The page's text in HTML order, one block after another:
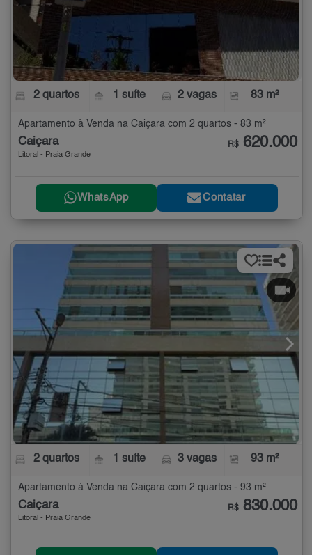
2 quartos 1 suíte 2 vagas 83 m²
Apartamento à Venda na Caiçara com 2 quartos - 83 m²
Caiçara
Litoral - Praia Grande
R$ 620.000
WhatsApp Contatar
2 quartos 1 suíte 3 vagas 93 m²
Apartamento à Venda na Caiçara com 2 quartos - 93 m²
Caiçara
Litoral - Praia Grande
R$ 830.000